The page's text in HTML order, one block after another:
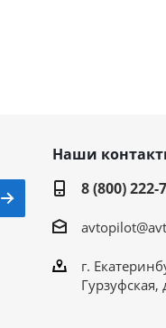
Наши
8 (800) 222-
г.
Гурзуфская,